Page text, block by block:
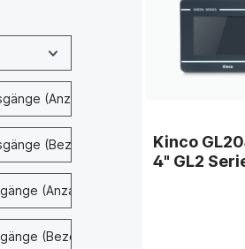
(Anzahl)
(Bezeichnung & Typ)
(Anzahl)
(Bezeichnung & Typ)
Kinco
4" GL2